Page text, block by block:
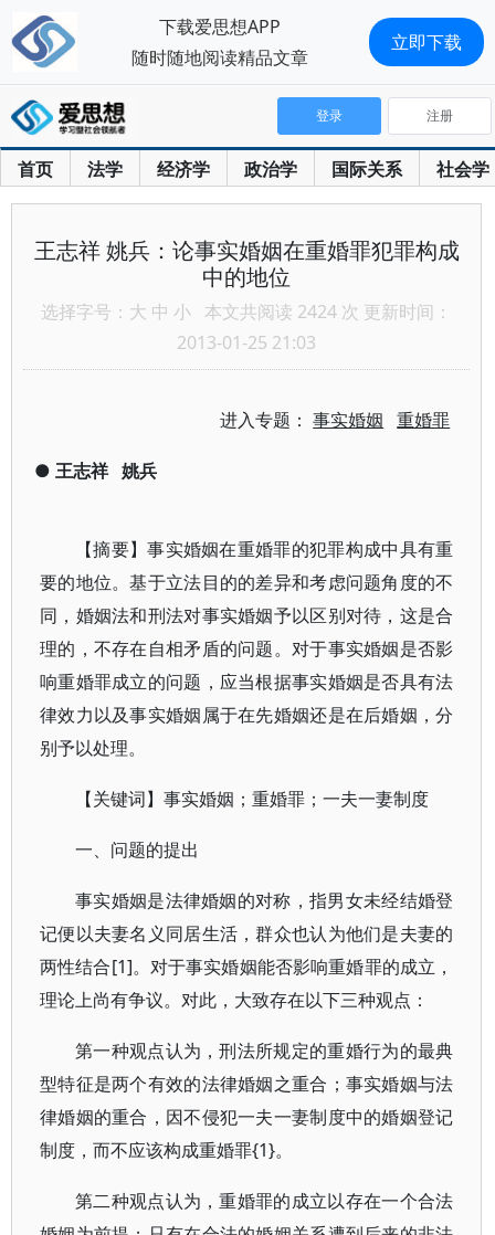
首页 法学 经济学 政治学 国际关系 社会学
登录 注册
王志祥 姚兵：论事实婚姻在重婚罪犯罪构成
中的地位
选择字号： 大 中 小 本文共阅读 2424 次 更新时间：
2013-01-25 21:03
进入专题：事实婚姻 重婚罪
● 王志祥 姚兵
【摘要】事实婚姻在重婚罪的犯罪构成中具有重
要的地位。基于立法目的的差异和考虑问题角度的不
同，婚姻法和刑法对事实婚姻予以区别对待，这是合
理的，不存在自相矛盾的问题。对于事实婚姻是否影
响重婚罪成立的问题，应当根据事实婚姻是否具有法
律效力以及事实婚姻属于在先婚姻还是在后婚姻，分
别予以处理。
【关键词】事实婚姻；重婚罪；一夫一妻制度
一、问题的提出
事实婚姻是法律婚姻的对称，指男女未经结婚登
记便以夫妻名义同居生活，群众也认为他们是夫妻的
两性结合[1]。对于事实婚姻能否影响重婚罪的成立，
理论上尚有争议。对此，大致存在以下三种观点：
第一种观点认为，刑法所规定的重婚行为的最典
型特征是两个有效的法律婚姻之重合；事实婚姻与法
律婚姻的重合，因不侵犯一夫一妻制度中的婚姻登记
制度，而不应该构成重婚罪{1}。
第二种观点认为，重婚罪的成立以存在一个合法
下载爱思想APP
随时随地阅读精品文章
立即下载